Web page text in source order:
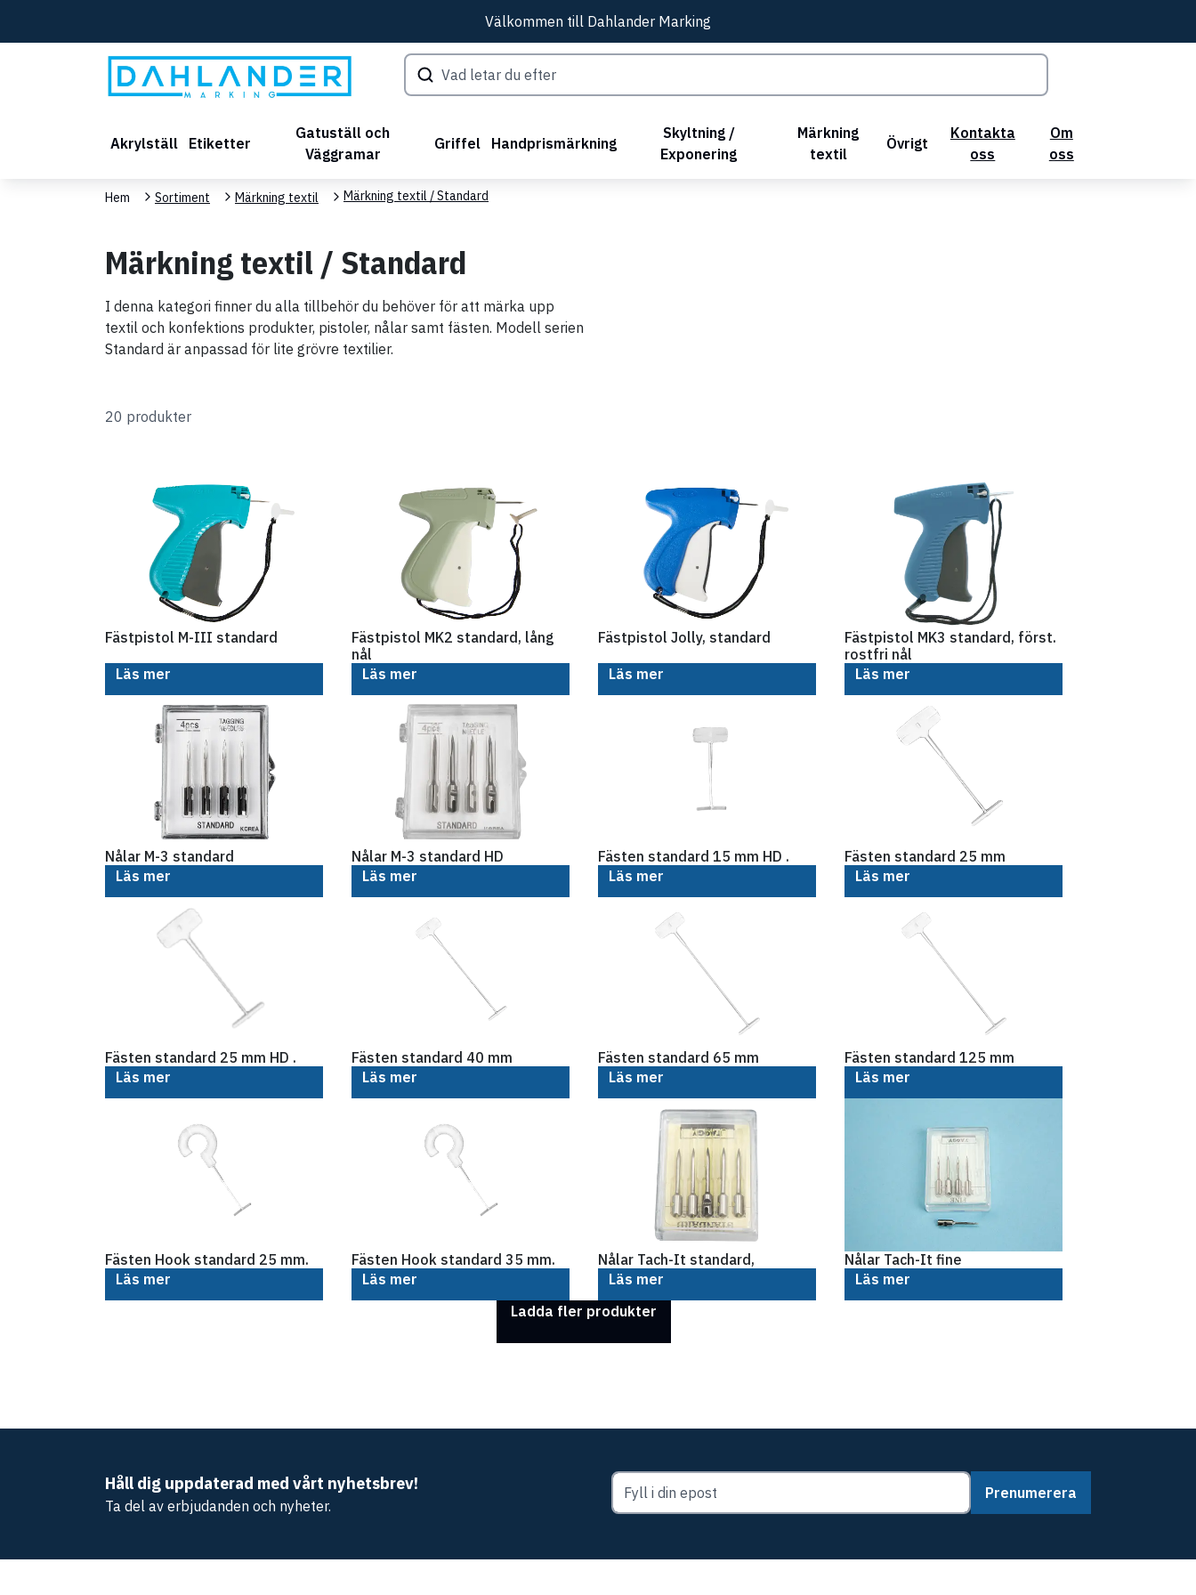
Välkommen till Dahlander Marking
Akrylställ Etiketter
Gatuställ och
Väggramar
Griffel Handprismärkning
Skyltning /
Exponering
Märkning
textil
Övrigt
Kontakta
oss
Om
oss
Hem Sortiment Märkning textil Märkning textil / Standard
Märkning textil / Standard
I denna kategori finner du alla tillbehör du behöver för att märka upp
textil och konfektions produkter, pistoler, nålar samt fästen. Modell serien
Standard är anpassad för lite grövre textilier.
20 produkter
Fästpistol M-III standard
Läs mer
Fästpistol MK2 standard, lång
nål
Läs mer
Fästpistol Jolly, standard
Läs mer
Fästpistol MK3 standard, först.
rostfri nål
Läs mer
Nålar M-3 standard
Läs mer
Nålar M-3 standard HD
Läs mer
Fästen standard 15 mm HD .
Läs mer
Fästen standard 25 mm
Läs mer
Fästen standard 25 mm HD .
Läs mer
Fästen standard 40 mm
Läs mer
Fästen standard 65 mm
Läs mer
Fästen standard 125 mm
Läs mer
Fästen Hook standard 25 mm.
Läs mer
Fästen Hook standard 35 mm.
Läs mer
Nålar Tach-It standard,
Läs mer
Nålar Tach-It fine
Läs mer
Ladda fler produkter
Håll dig uppdaterad med vårt nyhetsbrev!
Ta del av erbjudanden och nyheter.
Prenumerera